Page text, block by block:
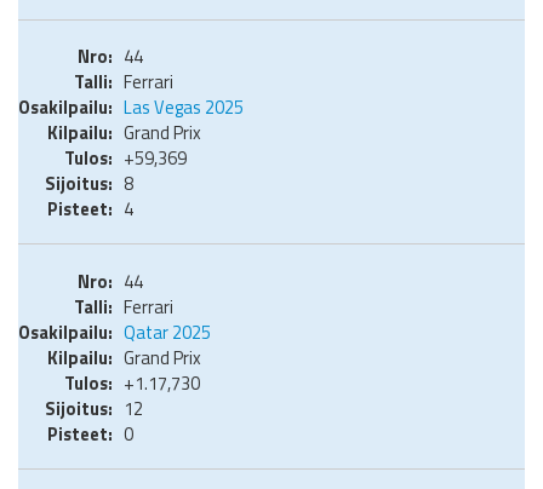
44
Ferrari
Las Vegas 2025
Grand Prix
+59,369
8
4
44
Ferrari
Qatar 2025
Grand Prix
+1.17,730
12
0